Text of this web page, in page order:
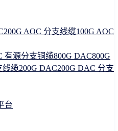
200G AOC 分支线缆100G AOC
有源分支铜缆800G DAC800G
线缆200G DAC200G DAC 分支
台